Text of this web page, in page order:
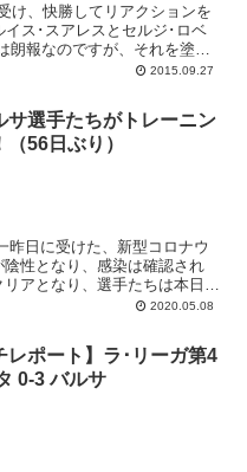
け、快勝してリアクションを
ス･スアレスとセルジ･ロベ
朗報なのですが、それを塗り
ズモは重苦しいムードに包ま
昨季の怪我の少なさとは打っ
ルーチョチームですが、一番
きてしまいました。これはも
り強固にすることで試練を乗
ムの時も、シーズン前半のレ
2015.09.27
サ選手たちがトレーニン
（56日ぶり）
昨日に受けた、新型コロナウ
性となり、感染は確認され
アとなり、選手たちは本日よ
始です。よかった。 2020.05.08
レポート】ラ･リーガ第4
0-3 バルサ